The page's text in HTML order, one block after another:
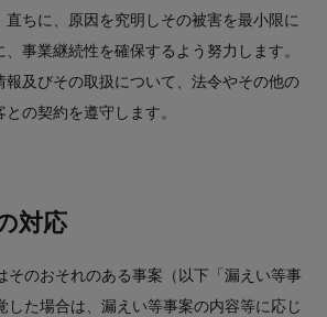
直ちに、原因を究明しその被害を最小限に
事業継続性を確保するよう努力します。
報及びその取扱について、法令やその他の
の契約を遵守します。
対応
そのおそれのある事案（以下「漏えい等事
した場合は、漏えい等事案の内容等に応じ